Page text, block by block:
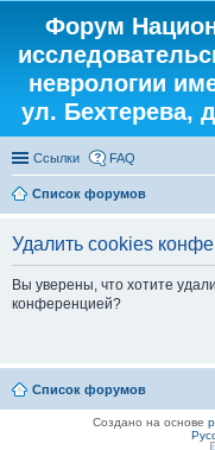
Форум
неврологии
ул. Бехтерева,
Ссылки FAQ
Список форумов
Удалить cookies
Вы уверены, что хотите
конференцией?
Список форумов
Создано на основе